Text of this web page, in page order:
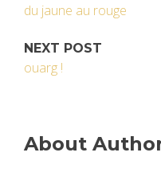
du jaune au rouge
NEXT POST
ouarg !
About